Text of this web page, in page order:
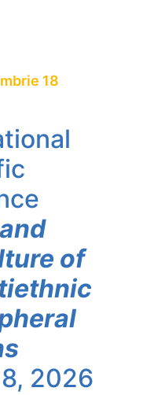
18
of
2026